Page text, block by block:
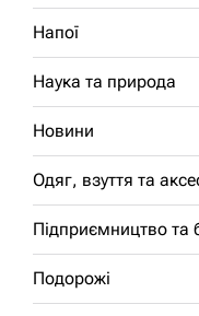
Напої
Наука та природа
Новини
Одяг, взуття та
Підприємництво та
Подорожі